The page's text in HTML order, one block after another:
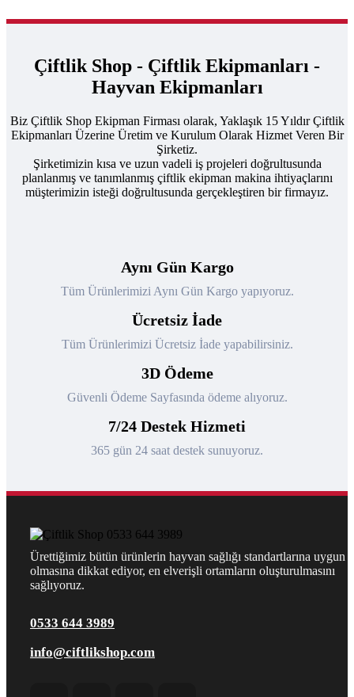
Çiftlik Shop - Çiftlik Ekipmanları -
Hayvan Ekipmanları
Biz Çiftlik Shop Ekipman Firması olarak, Yaklaşık 15 Yıldır Çiftlik
Ekipmanları Üzerine Üretim ve Kurulum Olarak Hizmet Veren Bir
Şirketiz.
Şirketimizin kısa ve uzun vadeli iş projeleri doğrultusunda
planlanmış ve tanımlanmış çiftlik ekipman makina ihtiyaçlarını
müşterimizin isteği doğrultusunda gerçekleştiren bir firmayız.
Aynı Gün Kargo
Tüm Ürünlerimizi Aynı Gün Kargo yapıyoruz.
Ücretsiz İade
Tüm Ürünlerimizi Ücretsiz İade yapabilirsiniz.
3D Ödeme
Güvenli Ödeme Sayfasında ödeme alıyoruz.
7/24 Destek Hizmeti
365 gün 24 saat destek sunuyoruz.
Ürettiğimiz bütün ürünlerin hayvan sağlığı standartlarına uygun
olmasına dikkat ediyor, en elverişli ortamların oluşturulmasını
sağlıyoruz.
0533 644 3989
info@ciftlikshop.com